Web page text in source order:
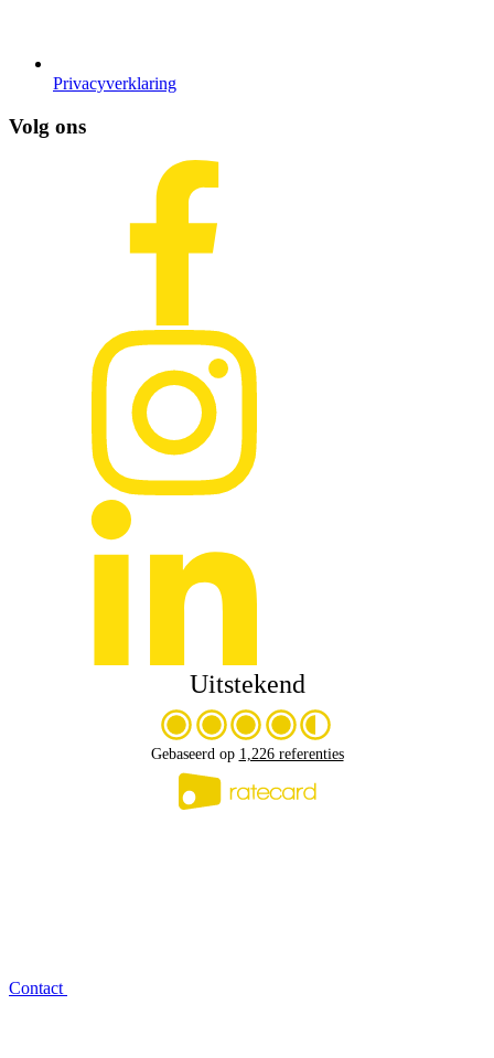
Privacyverklaring
Volg ons
Uitstekend
Gebaseerd op 1,226 referenties
Contact